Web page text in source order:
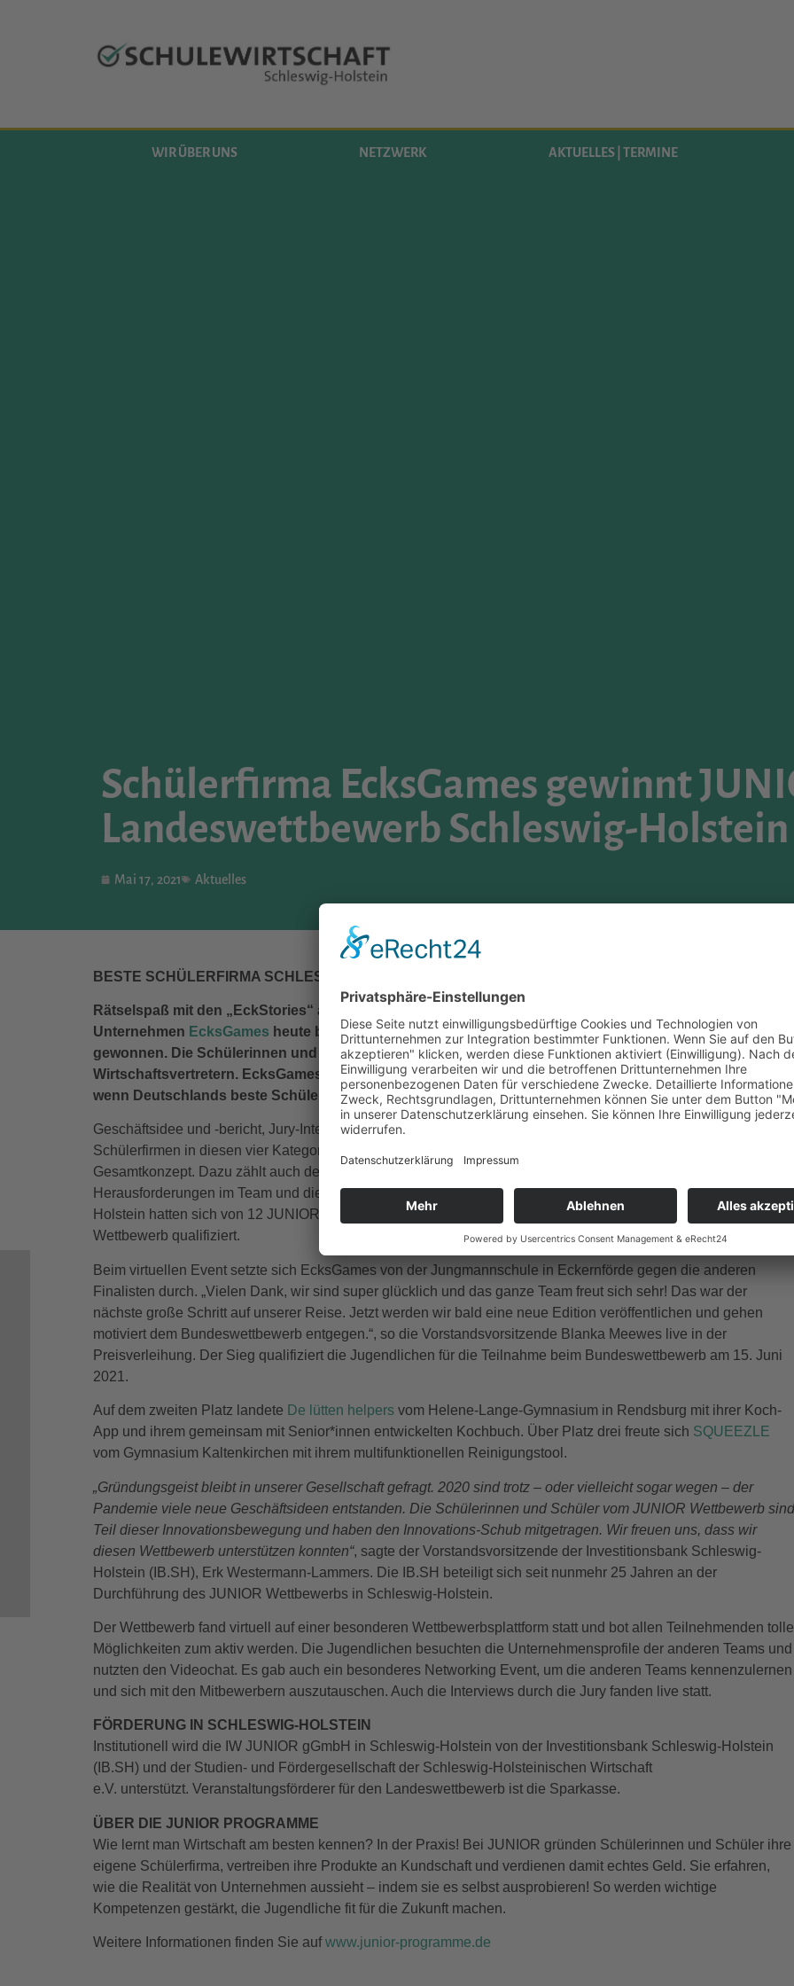
WIR ÜBER UNS NETZWERK AKTUELLES | TERMINE
Schülerfirma EcksGames gewinnt
Landeswettbewerb Schleswig-Holstein
Mai 17, 2021 Aktuelles
BESTE SCHÜLERFIRMA SCHLESWIG-HOLSTEINS HEIßT ECKSGAMES
Rätselspaß mit den „EckStories“ als Gesellschaftsspiele mit Heimatbezug – damit hat das JUNIOR
Unternehmen EcksGames heute beim digitalen Landesentscheid in Schleswig-Holstein den Titel
gewonnen. Die Schülerinnen und Schüler überzeugten die Jury aus Bildungs- und
Wirtschaftsvertretern. EcksGames wird Schleswig-Holstein im Juni beim Bundeswettbewerb vertreten,
wenn Deutschlands beste Schülerfirma gekürt wird.
Geschäftsidee und -bericht, Jury-Interview und Videopräsentation – beim Landeswettbewerb werden die
Schülerfirmen in diesen vier Kategorien bewertet. Ausgezeichnet wird das Unternehmen mit dem stimmigsten
Gesamtkonzept. Dazu zählt auch der Entwicklungsprozess der Jugendlichen, ihr Umgang mit
Herausforderungen im Team und die Fähigkeit, potenzielle Kunden und Investoren zu begeistern. In Schleswig-
Holstein hatten sich von 12 JUNIOR expert Schülerfirmen nach einem Vorentscheid 6 Unternehmen für den
Wettbewerb qualifiziert.
Beim virtuellen Event setzte sich EcksGames von der Jungmannschule in Eckernförde gegen die anderen
Finalisten durch. „Vielen Dank, wir sind super glücklich und das ganze Team freut sich sehr! Das war der
nächste große Schritt auf unserer Reise. Jetzt werden wir bald eine neue Edition veröffentlichen und gehen
motiviert dem Bundeswettbewerb entgegen.“, so die Vorstandsvorsitzende Blanka Meewes live in der
Preisverleihung. Der Sieg qualifiziert die Jugendlichen für die Teilnahme beim Bundeswettbewerb am 15. Juni
2021.
Auf dem zweiten Platz landete De lütten helpers vom Helene-Lange-Gymnasium in Rendsburg mit ihrer Koch-
App und ihrem gemeinsam mit Senior*innen entwickelten Kochbuch. Über Platz drei freute sich SQUEEZLE
vom Gymnasium Kaltenkirchen mit ihrem multifunktionellen Reinigungstool.
„Gründungsgeist bleibt in unserer Gesellschaft gefragt. 2020 sind trotz – oder vielleicht sogar wegen – der
Pandemie viele neue Geschäftsideen entstanden. Die Schülerinnen und Schüler vom JUNIOR Wettbewerb
Teil dieser Innovationsbewegung und haben den Innovations-Schub mitgetragen. Wir freuen uns, dass wir
diesen Wettbewerb unterstützen konnten“, sagte der Vorstandsvorsitzende der Investitionsbank Schleswig-
Holstein (IB.SH), Erk Westermann-Lammers. Die IB.SH beteiligt sich seit nunmehr 25 Jahren an der
Durchführung des JUNIOR Wettbewerbs in Schleswig-Holstein.
Der Wettbewerb fand virtuell auf einer besonderen Wettbewerbsplattform statt und bot allen Teilnehmenden tolle
Möglichkeiten zum aktiv werden. Die Jugendlichen besuchten die Unternehmensprofile der anderen Teams und
nutzten den Videochat. Es gab auch ein besonderes Networking Event, um die anderen Teams kennenzulernen
und sich mit den Mitbewerbern auszutauschen. Auch die Interviews durch die Jury fanden live statt.
FÖRDERUNG IN SCHLESWIG-HOLSTEIN
Institutionell wird die IW JUNIOR gGmbH in Schleswig-Holstein von der Investitionsbank Schleswig-Holstein
(IB.SH) und der Studien- und Fördergesellschaft der Schleswig-Holsteinischen Wirtschaft
e.V. unterstützt. Veranstaltungsförderer für den Landeswettbewerb ist die Sparkasse.
ÜBER DIE JUNIOR PROGRAMME
Wie lernt man Wirtschaft am besten kennen? In der Praxis! Bei JUNIOR gründen Schülerinnen und Schüler ihre
eigene Schülerfirma, vertreiben ihre Produkte an Kundschaft und verdienen damit echtes Geld. Sie erfahren,
wie die Realität von Unternehmen aussieht – indem sie es selbst ausprobieren! So werden wichtige
Kompetenzen gestärkt, die Jugendliche fit für die Zukunft machen.
Weitere Informationen finden Sie aufwww.junior-programme.de